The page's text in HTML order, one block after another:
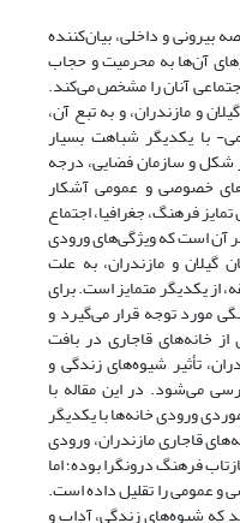
بیرونی و داخلی، بیان‌کننده
آن‌ها به محرمیت و حجاب
آنان را مشخص می‌کند.
و مازندران، و به تبع آن،
با یکدیگر شباهت بسیار
شکل و سازمان فضایی، درجه
خصوصی و عمومی آشکار
فرهنگ، جغرافیا، اجتماع
آن است که ویژگی‌های ورودی
گیلان و مازندران، به علت
از یکدیگر متمایز است. برای
مورد توجه قرار می‌گیرد و
خانه‌های قاجاری در بافت
تأثیر شیوه‌های زندگی و
می‌شود. در این مقاله با
ورودی خانه‌ها با یکدیگر
قاجاری مازندران، ورودی
فرهنگ درونگرا بوده؛ اما
عمومی را تقلیل داده است.
که شیوه‌های زندگی، آداب و